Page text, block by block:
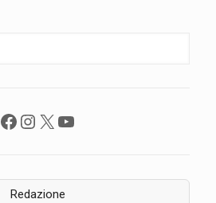
Facebook
Instagram
X YouTube
Redazione